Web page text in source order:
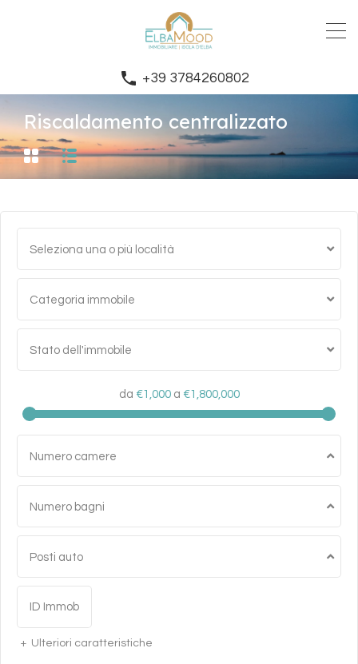
+39 3784260802
Riscaldamento centralizzato
Seleziona una o più località
Categoria immobile
Stato dell'immobile
da €1,000 a €1,800,000
Numero camere
Numero bagni
Posti auto
Ulteriori caratteristiche